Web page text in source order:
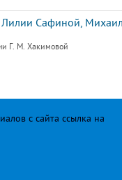
Сафиной,
Г. М. Хакимовой
с сайта ссылка на